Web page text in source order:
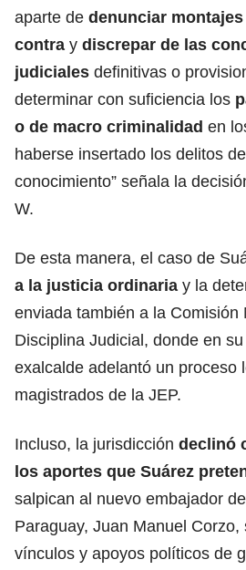
aparte de denunciar
contra y discrepar de las
judiciales definitivas o
determinar con suficiencia los
o de macro criminalidad en
haberse insertado los delitos
conocimiento” señala la
W.
De esta manera, el caso de
a la justicia ordinaria y la
enviada también a la Comisión
Disciplina Judicial, donde en
exalcalde adelantó un proceso
magistrados de la JEP.
Incluso, la jurisdicción declinó
los aportes que Suárez
salpican al nuevo embajador
Paraguay, Juan Manuel
vínculos y apoyos políticos de